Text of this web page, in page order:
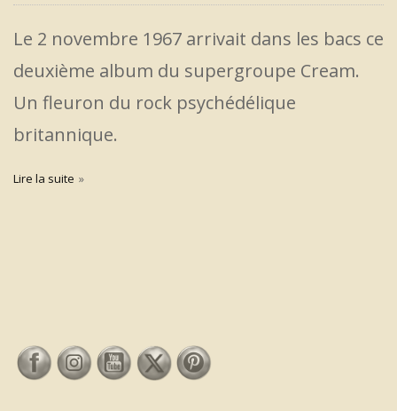
Le 2 novembre 1967 arrivait dans les bacs ce
deuxième album du supergroupe Cream.
Un fleuron du rock psychédélique
britannique.
Lire la suite